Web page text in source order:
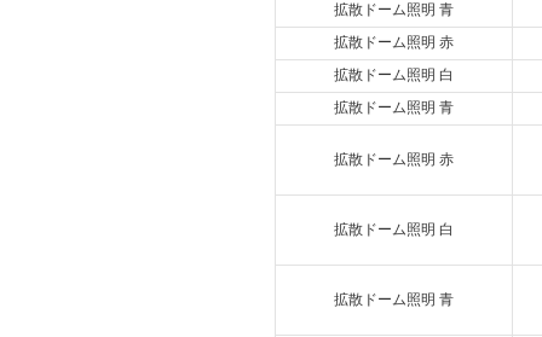
拡散ドーム照明 青
拡散ドーム照明 赤
拡散ドーム照明 白
拡散ドーム照明 青
拡散ドーム照明 赤
拡散ドーム照明 白
拡散ドーム照明 青